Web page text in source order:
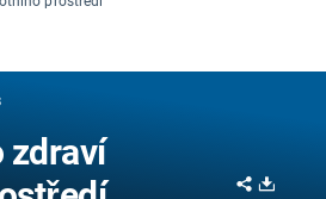
zdraví
Share